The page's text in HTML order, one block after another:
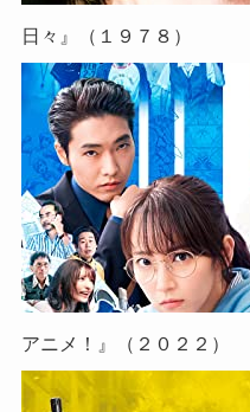
日々』（１９７８）
アニメ！』（２０２２）